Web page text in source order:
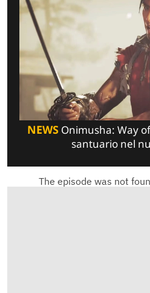
NEWSOnimusha: Way
santuario nel